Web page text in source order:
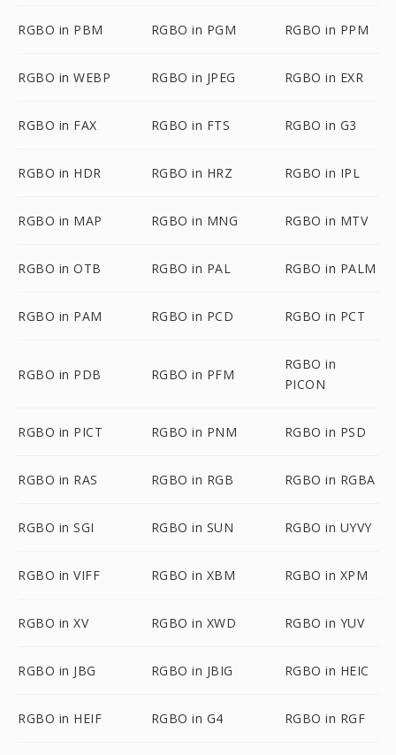
RGBO in PBM RGBO in PGM RGBO in PPM
RGBO in WEBP RGBO in JPEG RGBO in EXR
RGBO in FAX RGBO in FTS RGBO in G3
RGBO in HDR RGBO in HRZ RGBO in IPL
RGBO in MAP RGBO in MNG RGBO in MTV
RGBO in OTB RGBO in PAL RGBO in PALM
RGBO in PAM RGBO in PCD RGBO in PCT
RGBO in PDB RGBO in PFM
RGBO in
PICON
RGBO in PICT RGBO in PNM RGBO in PSD
RGBO in RAS RGBO in RGB RGBO in RGBA
RGBO in SGI RGBO in SUN RGBO in UYVY
RGBO in VIFF RGBO in XBM RGBO in XPM
RGBO in XV RGBO in XWD RGBO in YUV
RGBO in JBG RGBO in JBIG RGBO in HEIC
RGBO in HEIF RGBO in G4 RGBO in RGF